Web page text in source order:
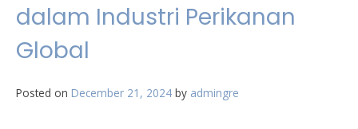
dalam Industri Perikanan
Global
Posted on December 21, 2024 by admingre